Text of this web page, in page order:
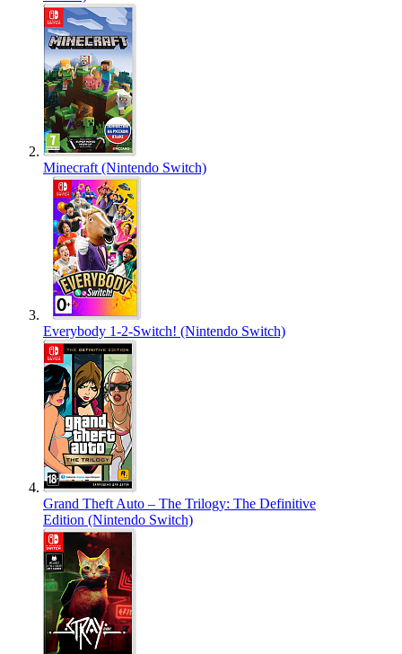
Minecraft (Nintendo Switch)
Everybody 1-2-Switch! (Nintendo Switch)
Grand Theft Auto – The Trilogy: The Definitive
Edition (Nintendo Switch)